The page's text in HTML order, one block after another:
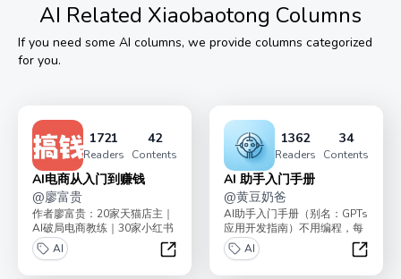
花点钱学知识，不要总待在自己思想世界
白嫖的虽然很好，但是付费你会更加珍惜
AI Related Xiaobaotong Columns
If you need some AI columns, we provide columns categorized
for you.
1721
Readers
42
Contents
AI电商从入门到赚钱
@廖富贵
作者廖富贵：20家天猫店主｜
AI破局电商教练｜30家小红书
店铺老板，带领了2000+学员
副业搞钱。小...
AI
AI电商从入门到赚钱
1362
Readers
34
Contents
AI 助手入门手册
@黄豆奶爸
AI助手入门手册（别名：GPTs
应用开发指南）不用编程，每
人都能搭建自己的AI机器人助
手，提高十倍生...
AI
AI 助